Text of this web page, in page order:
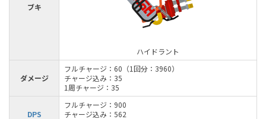
ブキ
ハイドラント
ダメージ
フルチャージ：60（1回分：3960）
チャージ込み：35
1周チャージ：35
DPS
フルチャージ：900
チャージ込み：562